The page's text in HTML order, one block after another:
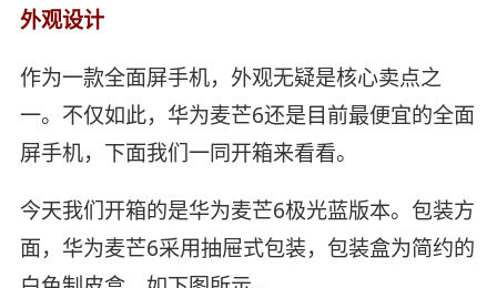
外观设计
作为一款全面屏手机，外观无疑是核心卖点之
一。不仅如此，华为麦芒6还是目前最便宜的全面
屏手机，下面我们一同开箱来看看。
今天我们开箱的是华为麦芒6极光蓝版本。包装方
面，华为麦芒6采用抽屉式包装，包装盒为简约的